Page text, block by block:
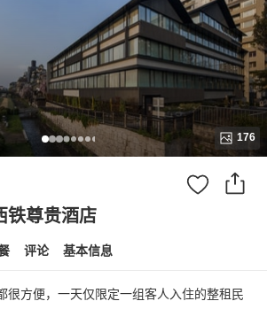
176
铁尊贵酒店
评论 基本信息
很方便，一天仅限定一组客人入住的整租民